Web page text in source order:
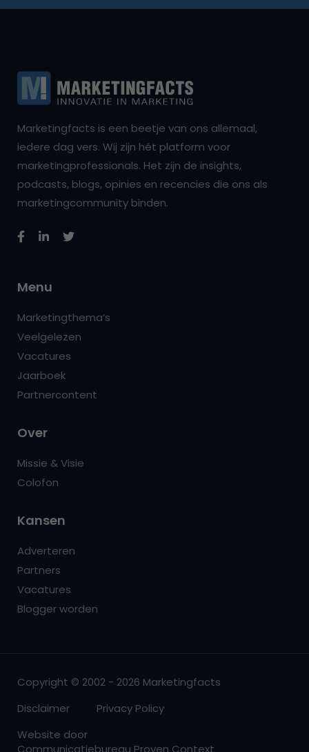
Marketingfacts is een beetje van ons allemaal,
iedere dag vers. Wij zijn hét platform voor
marketingprofessionals. Het zijn de insights,
podcasts, blogs, opinies en recencies die ons als
marketingcommunity binden.
Menu
Marketingthema’s
Veelgelezen
Vacatures
Jaarboek
Partnercontent
Over
Missie & Visie
Colofon
Kansen
Adverteren
Partners
Vacatures
Blogger worden
Copyright © 2002 - 2026 Marketingfacts
Disclaimer
Privacy Policy
Website door
Communicatiebureau Proven Context